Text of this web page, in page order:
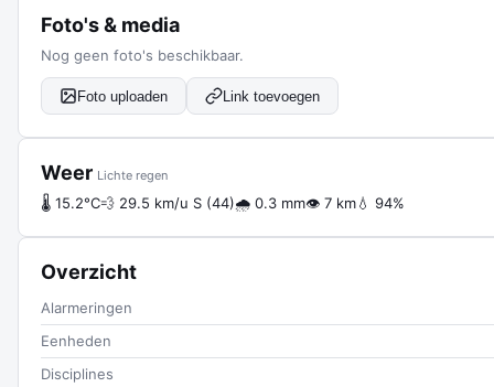
Foto's & media
Nog geen foto's beschikbaar.
Foto uploaden Link toevoegen
Weer Lichte regen
🌡 15.2°C💨 29.5 km/u S (44)🌧 0.3 mm👁 7 km💧 94%
Overzicht
Alarmeringen
Eenheden
Disciplines